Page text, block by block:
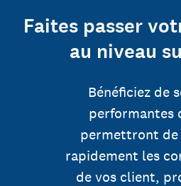
Faites passer
au niveau
Bénéficiez de
performantes
permettront
rapidement les
de vos client,